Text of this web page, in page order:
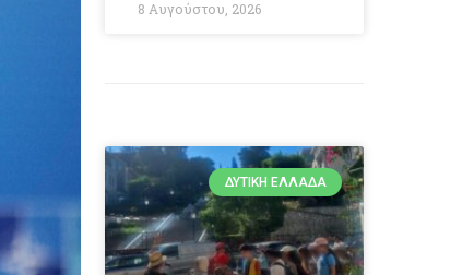
8 Αυγούστου, 2026
ΔΥΤΙΚΉ ΕΛΛΆΔΑ